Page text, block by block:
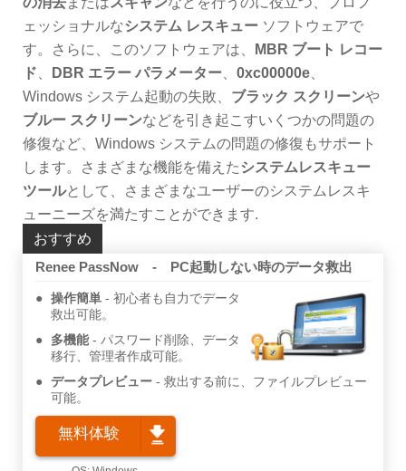
ェッショナルなシステム レスキュー ソフトウェアで
す。さらに、このソフトウェアは、
MBR ブート レコー
ド、 DBR エラー パラメーター、 0xc00000e、
Windows システム起動の失敗、 ブラック スクリーンや
ブルー スクリーンなどを引き起こすいくつかの問題の
修復など、Windows システムの問題の修復もサポート
します。さまざまな機能を備えた システムレスキュー
ツールとして、さまざまなユーザーのシステムレスキ
ューニーズを満たすことができます.
おすすめ
Renee PassNow - PC起動しない時のデータ救出
操作簡単
初心者も自力でデータ
救出可能。
多機能
パスワード削除、データ
移行、管理者作成可能。
データプレビュー
救出する前に、ファイルプレビュー
可能。
無料体験